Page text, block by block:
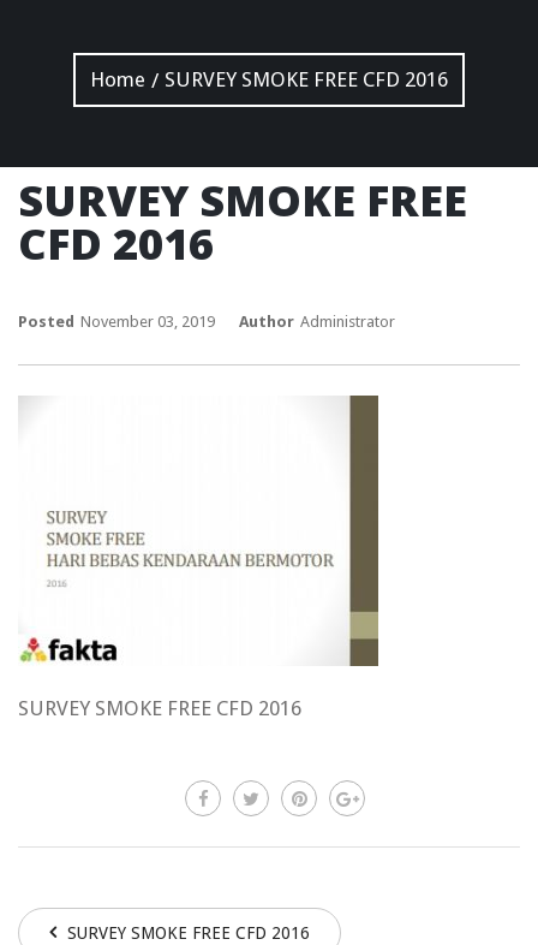
Home / SURVEY SMOKE FREE CFD 2016
SURVEY SMOKE FREE
CFD 2016
Posted November 03, 2019 Author Administrator
SURVEY SMOKE FREE CFD 2016
SURVEY SMOKE FREE CFD 2016